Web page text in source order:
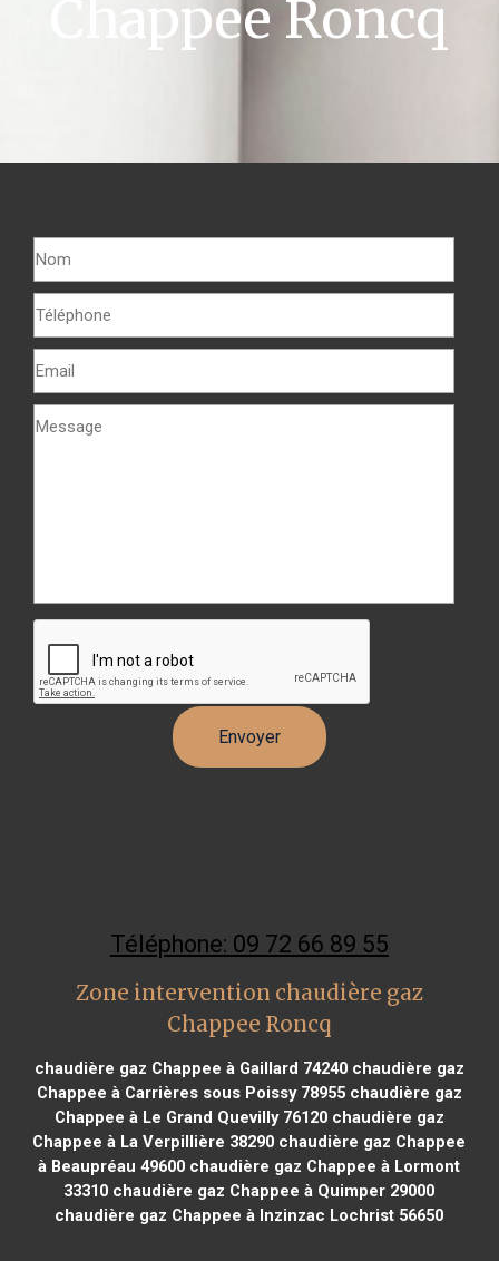
Chappee Roncq
Téléphone: 09 72 66 89 55
Zone intervention chaudière gaz
Chappee Roncq
chaudière gaz Chappee à Gaillard 74240chaudière gaz
Chappee à Carrières sous Poissy 78955chaudière gaz
Chappee à Le Grand Quevilly 76120chaudière gaz
Chappee à La Verpillière 38290 chaudière gaz Chappee
à Beaupréau 49600 chaudière gaz Chappee à Lormont
33310 chaudière gaz Chappee à Quimper 29000
chaudière gaz Chappee à Inzinzac Lochrist 56650